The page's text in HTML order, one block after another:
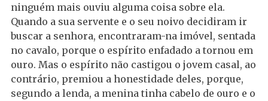
ninguém mais ouviu alguma coisa sobre ela.
Quando a sua servente e o seu noivo decidiram ir
buscar a senhora, encontraram-na imóvel, sentada
no cavalo, porque o espírito enfadado a tornou em
ouro. Mas o espírito não castigou o jovem casal, ao
contrário, premiou a honestidade deles, porque,
segundo a lenda, a menina tinha cabelo de ouro e o